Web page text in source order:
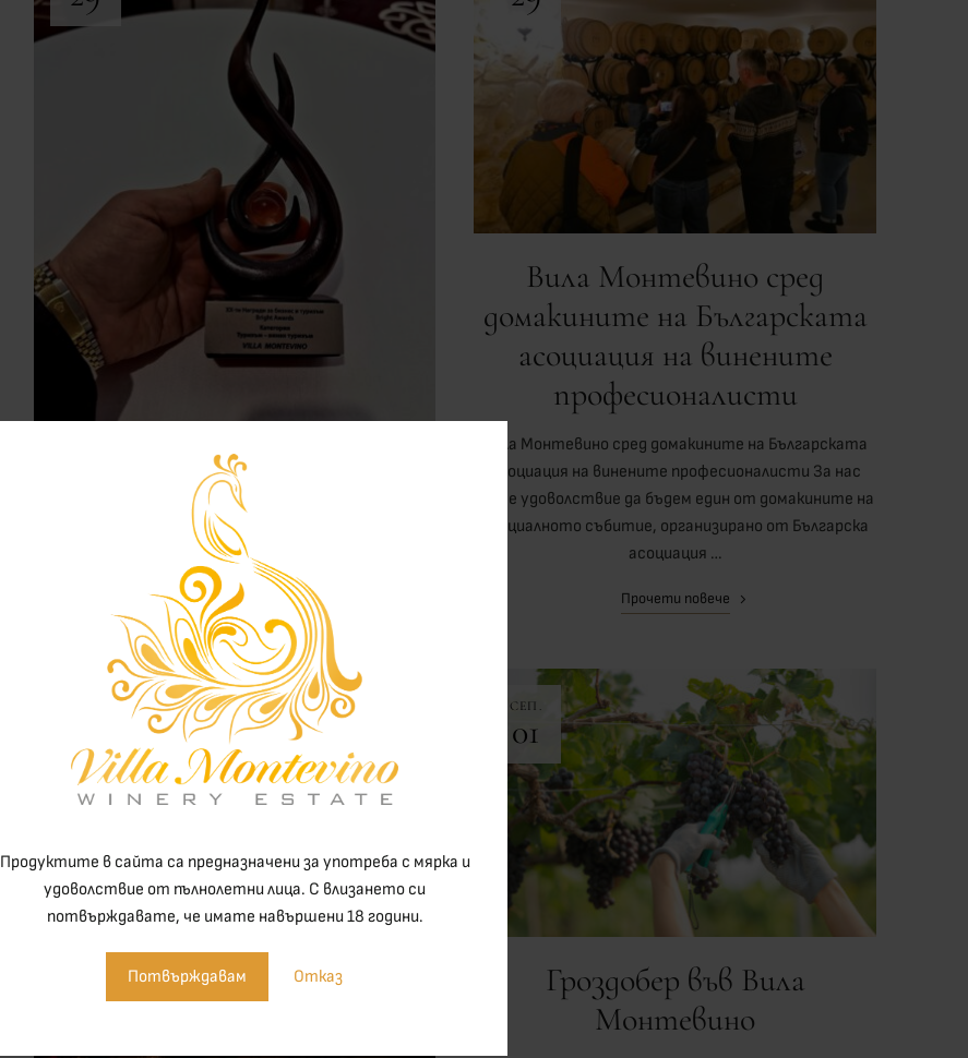
Продуктите в сайта са предназначени за употреба с мярка и
удоволствие от пълнолетни лица. С влизането си
потвърждавате, че имате навършени 18 години.
Потвърждавам Отказ
Villa Montevino с награда
„Винен туризъм“ от Bright
Awards for Business & Tourism
С гордост и с благодарност приемаме наградата
Bright Awards for Business & Tourism в категория
„Винен туризъм“, която беше връчена на Villa
Montevino по време …
Прочети повече
29
Вила Монтевино сред
домакините на Българската
асоциация на винените
професионалисти
Вила Монтевино сред домакините на Българската
асоциация на винените професионалисти За нас
беше удоволствие да бъдем един от домакините на
специалното събитие, организирано от Българска
асоциация …
Прочети повече
СЕП.
01
Гроздобер във Вила
Монтевино